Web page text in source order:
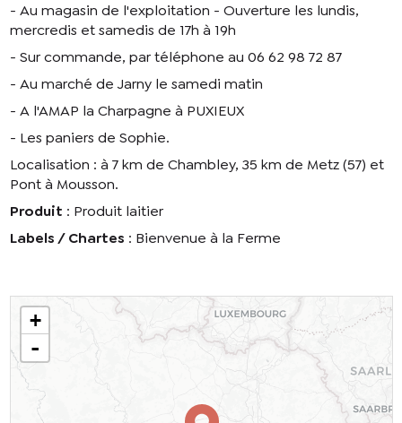
- Au magasin de l'exploitation - Ouverture les lundis,
mercredis et samedis de 17h à 19h
- Sur commande, par téléphone au 06 62 98 72 87
- Au marché de Jarny le samedi matin
- A l'AMAP la Charpagne à PUXIEUX
- Les paniers de Sophie.
Localisation : à 7 km de Chambley, 35 km de Metz (57) et
Pont à Mousson.
Produit : Produit laitier
Labels / Chartes : Bienvenue à la Ferme
+
-